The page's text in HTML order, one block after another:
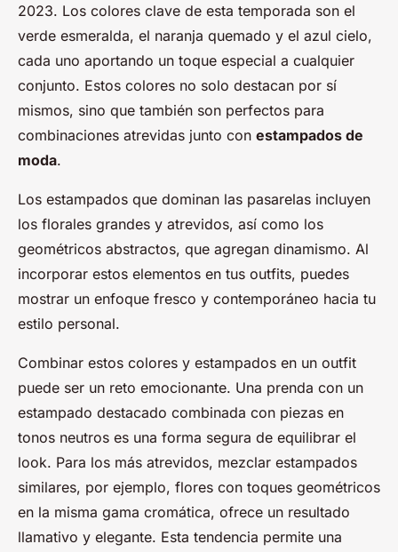
2023. Los colores clave de esta temporada son el
verde esmeralda, el naranja quemado y el azul cielo,
cada uno aportando un toque especial a cualquier
conjunto. Estos colores no solo destacan por sí
mismos, sino que también son perfectos para
combinaciones atrevidas junto con estampados de
moda.
Los estampados que dominan las pasarelas incluyen
los florales grandes y atrevidos, así como los
geométricos abstractos, que agregan dinamismo. Al
incorporar estos elementos en tus outfits, puedes
mostrar un enfoque fresco y contemporáneo hacia tu
estilo personal.
Combinar estos colores y estampados en un outfit
puede ser un reto emocionante. Una prenda con un
estampado destacado combinada con piezas en
tonos neutros es una forma segura de equilibrar el
look. Para los más atrevidos, mezclar estampados
similares, por ejemplo, flores con toques geométricos
en la misma gama cromática, ofrece un resultado
llamativo y elegante. Esta tendencia permite una